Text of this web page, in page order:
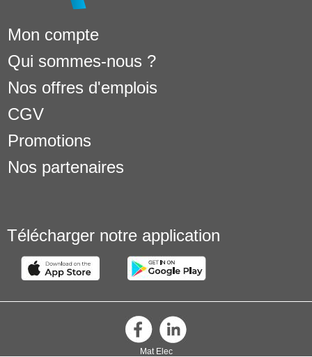
Mon compte
Qui sommes-nous ?
Nos offres d'emplois
CGV
Promotions
Nos partenaires
Télécharger notre application
Mat Elec